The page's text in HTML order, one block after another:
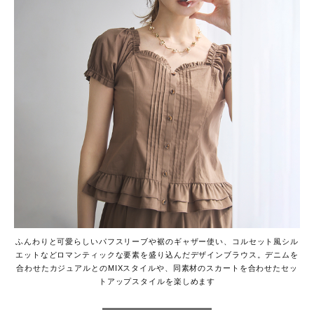
ふんわりと可愛らしいパフスリーブや裾のギャザー使い、コルセット風シル
エットなどロマンティックな要素を盛り込んだデザインブラウス。デニムを
合わせたカジュアルとのMIXスタイルや、同素材のスカートを合わせたセッ
トアップスタイルを楽しめます